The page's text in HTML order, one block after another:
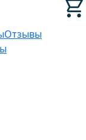
Отзывы